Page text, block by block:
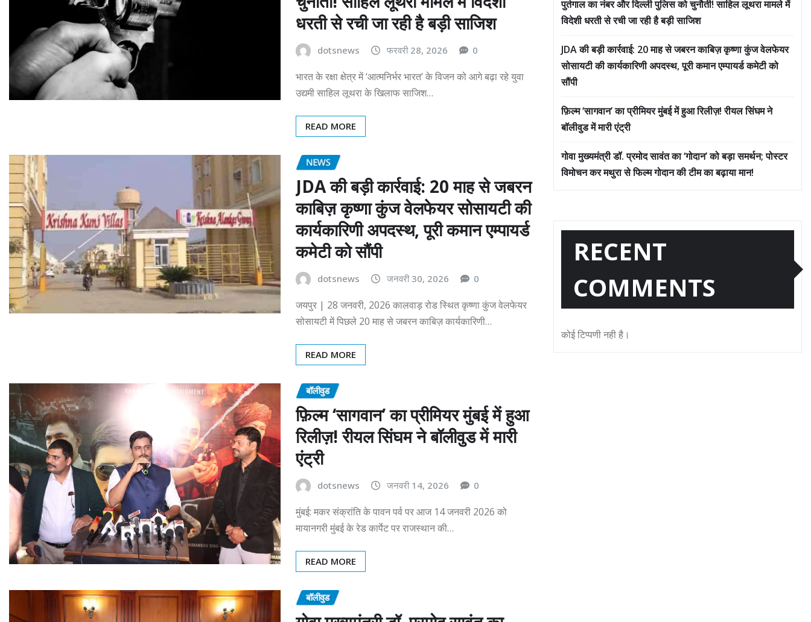
धरती से रची जा रही है बड़ी साजिश
dotsnews फरवरी 28, 2026 0
भारत के रक्षा क्षेत्र में ‘आत्मनिर्भर भारत’ के विजन को आगे बढ़ा रहे युवा
उद्यमी साहिल लूथरा के खिलाफ साजिश…
READ MORE
NEWS
JDA की बड़ी कार्रवाई: 20 माह से जबरन
काबिज़ कृष्णा कुंज वेलफेयर सोसायटी की
कार्यकारिणी अपदस्थ, पूरी कमान एम्पायर्ड
कमेटी को सौंपी
dotsnews जनवरी 30, 2026 0
जयपुर | 28 जनवरी, 2026 कालवाड़ रोड स्थित कृष्णा कुंज वेलफेयर
सोसायटी में पिछले 20 माह से जबरन काबिज़ कार्यकारिणी…
READ MORE
बॉलीवुड
फ़िल्म ‘सागवान’ का प्रीमियर मुंबई में हुआ
रिलीज़! रीयल सिंघम ने बॉलीवुड में मारी
एंट्री
dotsnews जनवरी 14, 2026 0
मुंबई: मकर संक्रांति के पावन पर्व पर आज 14 जनवरी 2026 को
मायानगरी मुंबई के रेड कार्पेट पर राजस्थान की…
READ MORE
बॉलीवुड
पुर्तगाल का नंबर और दिल्ली पुलिस को चुनौती! साहिल लूथरा मामले में
विदेशी धरती से रची जा रही है बड़ी साजिश
JDA की बड़ी कार्रवाई: 20 माह से जबरन काबिज़ कृष्णा कुंज वेलफेयर
सोसायटी की कार्यकारिणी अपदस्थ, पूरी कमान एम्पायर्ड कमेटी को
सौंपी
फ़िल्म ‘सागवान’ का प्रीमियर मुंबई में हुआ रिलीज़! रीयल सिंघम ने
बॉलीवुड में मारी एंट्री
गोवा मुख्यमंत्री डॉ. प्रमोद सावंत का ‘गोदान’ को बड़ा समर्थन; पोस्टर
विमोचन कर मथुरा से फिल्म गोदान की टीम का बढ़ाया मान!
RECENT
COMMENTS
कोई टिप्पणी नही है।